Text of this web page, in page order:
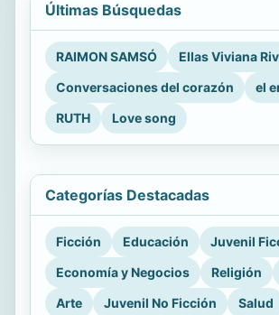
Últimas Búsquedas
RAIMON SAMSÓ
Ellas Viviana
Conversaciones del corazón
el
RUTH
Love song
Categorías Destacadas
Ficción Educación
Juvenil
Economía y Negocios
Religión
Arte
Juvenil No Ficción Salud